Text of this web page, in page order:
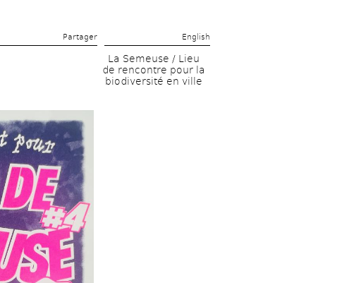
Partager English
La Semeuse / Lieu
de rencontre pour la
biodiversité en ville